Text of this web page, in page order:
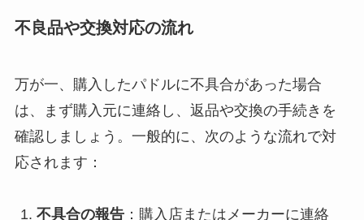
不良品や交換対応の流れ
万が一、購入したパドルに不具合があった場合
は、まず購入元に連絡し、返品や交換の手続きを
確認しましょう。一般的に、次のような流れで対
応されます：
不具合の報告：購入店またはメーカーに連絡